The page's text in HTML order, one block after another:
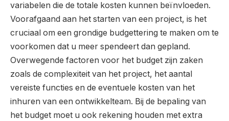
variabelen die de totale kosten kunnen beïnvloeden.
Voorafgaand aan het starten van een project, is het
cruciaal om een grondige budgettering te maken om te
voorkomen dat u meer spendeert dan gepland.
Overwegende factoren voor het budget zijn zaken
zoals de complexiteit van het project, het aantal
vereiste functies en de eventuele kosten van het
inhuren van een ontwikkelteam. Bij de bepaling van
het budget moet u ook rekening houden met extra